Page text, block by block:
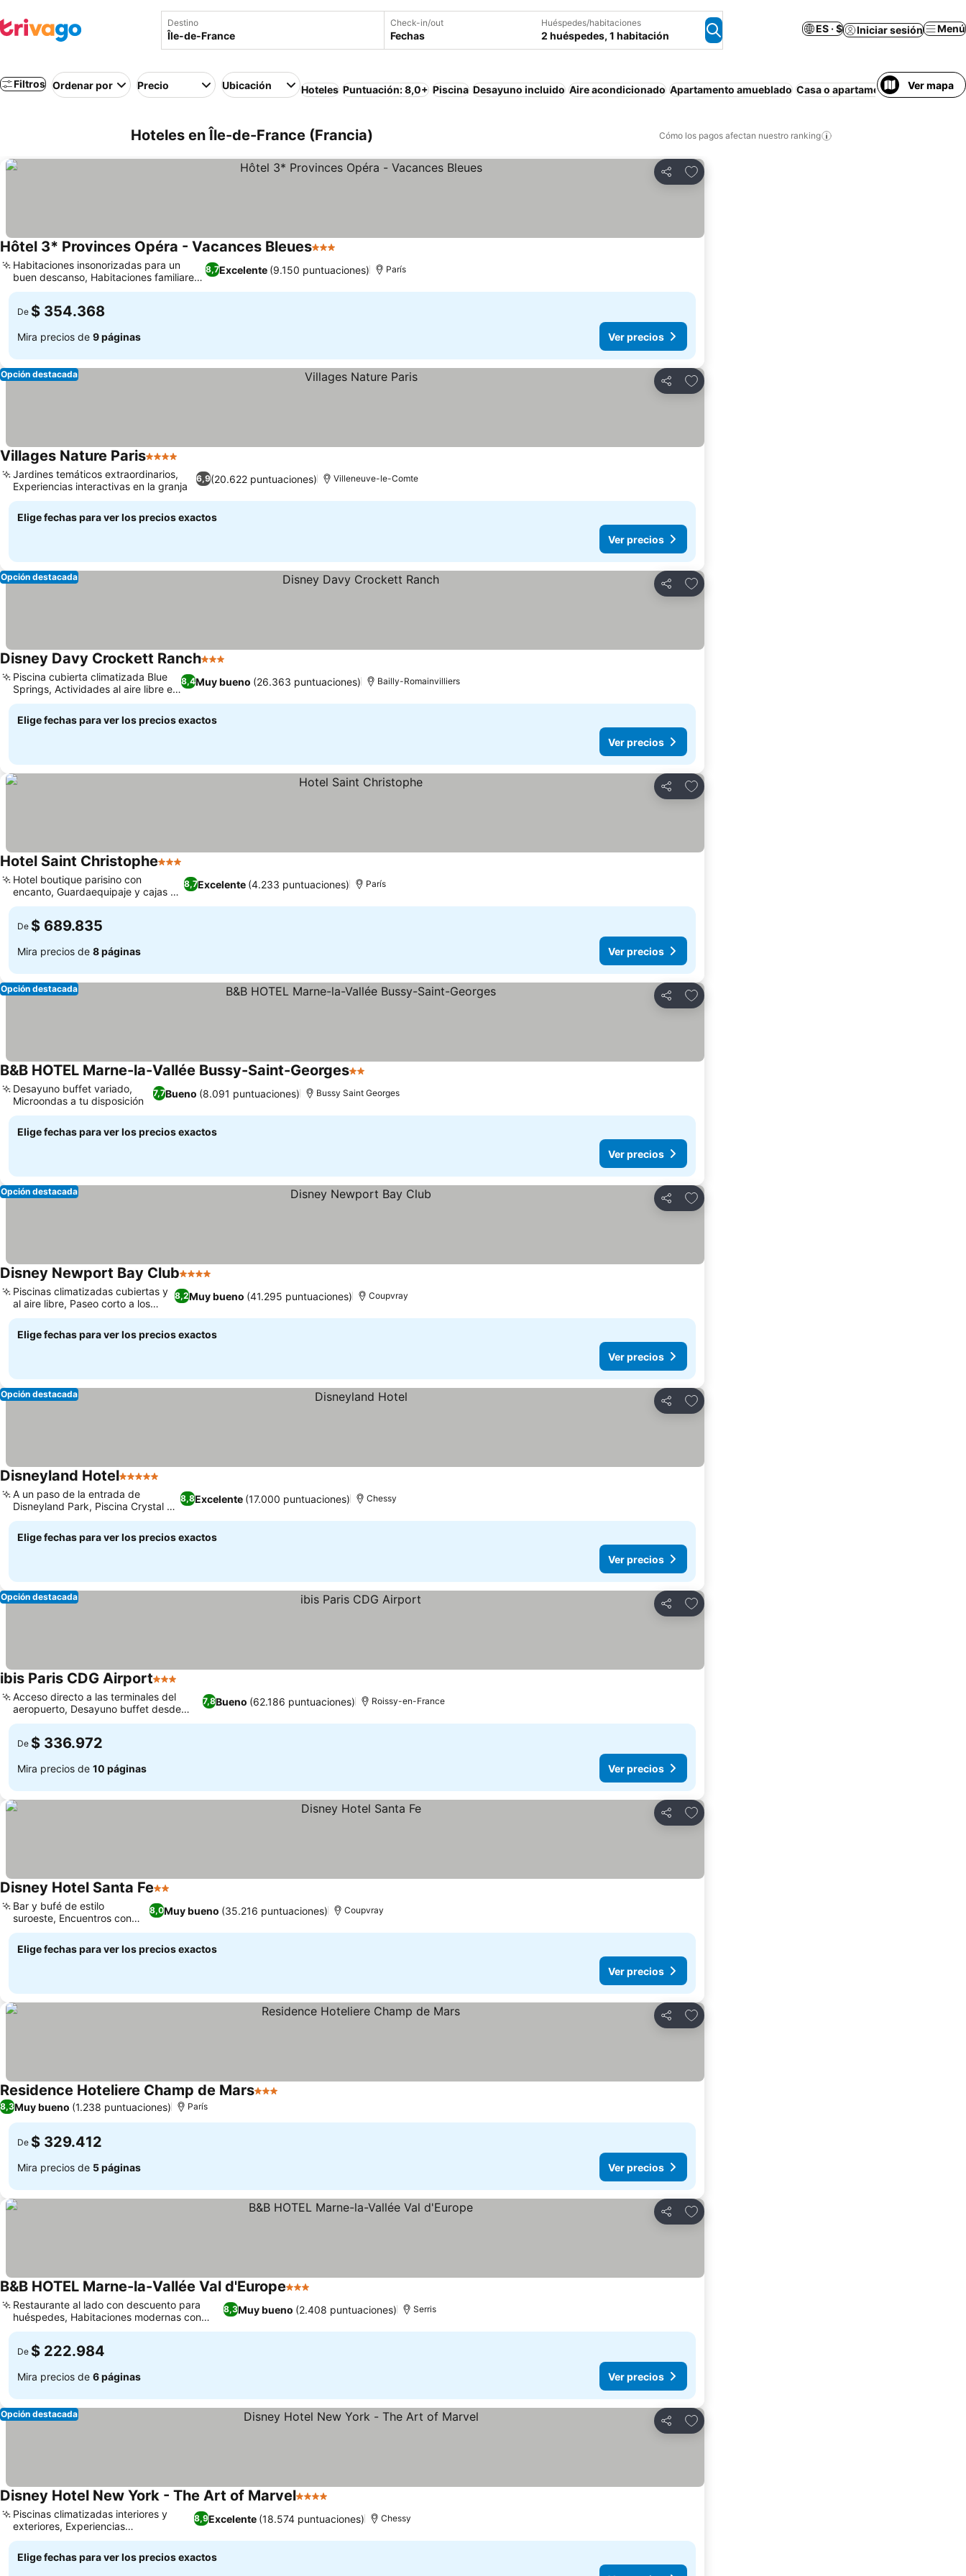
Destino Check-in/out
Fechas
Huéspedes/habitaciones
2 huéspedes, 1 habitación
ES · $ Iniciar sesión Menú
Filtros Ordenar por Precio Ubicación Hoteles Puntuación: 8,0+ Piscina Desayuno incluido Aire acondicionado Apartamento amueblado Casa o apartamento enteroVer mapa
Hoteles en Île-de-France (Francia) Cómo los pagos afectan nuestro ranking
Compartir
Agregar a favoritos
Hôtel 3* Provinces Opéra - Vacances Bleues3 Estrellas
8,7Excelente (9.150 puntuaciones)
Habitaciones insonorizadas para un
buen descanso, Habitaciones familiares
muy amplias
París
De $ 354.368
Mira precios de 9 páginas Ver precios
Compartir
Agregar a favoritos
Opción destacada
Villages Nature Paris4 Estrellas
6,9(20.622 puntuaciones)
Jardines temáticos extraordinarios,
Experiencias interactivas en la granja
Villeneuve-le-Comte
Elige fechas para ver los precios exactos
Ver precios
Compartir
Agregar a favoritos
Opción destacada
Disney Davy Crockett Ranch3 Estrellas
8,4Muy bueno (26.363 puntuaciones)
Piscina cubierta climatizada Blue
Springs, Actividades al aire libre en
el hotel
Bailly-Romainvilliers
Elige fechas para ver los precios exactos
Ver precios
Compartir
Agregar a favoritos
Hotel Saint Christophe3 Estrellas
8,7Excelente (4.233 puntuaciones)
Hotel boutique parisino con
encanto, Guardaequipaje y cajas de
seguridad
París
De $ 689.835
Mira precios de 8 páginas Ver precios
Compartir
Agregar a favoritos
Opción destacada
B&B HOTEL Marne-la-Vallée Bussy-Saint-Georges2 Estrellas
7,7Bueno (8.091 puntuaciones)
Desayuno buffet variado,
Microondas a tu disposición
Bussy Saint Georges
Elige fechas para ver los precios exactos
Ver precios
Compartir
Agregar a favoritos
Opción destacada
Disney Newport Bay Club4 Estrellas
8,2Muy bueno (41.295 puntuaciones)
Piscinas climatizadas cubiertas y
al aire libre, Paseo corto a los
parques
Coupvray
Elige fechas para ver los precios exactos
Ver precios
Compartir
Agregar a favoritos
Opción destacada
Disneyland Hotel5 Estrellas
8,8Excelente (17.000 puntuaciones)
A un paso de la entrada de
Disneyland Park, Piscina Crystal y
Clarins Spa
Chessy
Elige fechas para ver los precios exactos
Ver precios
Compartir
Agregar a favoritos
Opción destacada
ibis Paris CDG Airport3 Estrellas
7,8Bueno (62.186 puntuaciones)
Acceso directo a las terminales del
aeropuerto, Desayuno buffet desde
primera hora
Roissy-en-France
De $ 336.972
Mira precios de 10 páginas Ver precios
Compartir
Agregar a favoritos
Disney Hotel Santa Fe2 Estrellas
8,0Muy bueno (35.216 puntuaciones)
Bar y bufé de estilo
suroeste, Encuentros con
personajes
Coupvray
Elige fechas para ver los precios exactos
Ver precios
Compartir
Agregar a favoritos
Residence Hoteliere Champ de Mars3 Estrellas
8,3Muy bueno (1.238 puntuaciones) París
De $ 329.412
Mira precios de 5 páginas Ver precios
Compartir
Agregar a favoritos
B&B HOTEL Marne-la-Vallée Val d'Europe3 Estrellas
8,3Muy bueno (2.408 puntuaciones)
Restaurante al lado con descuento para
huéspedes, Habitaciones modernas con
ropa de cama de calidad
Serris
De $ 222.984
Mira precios de 6 páginas Ver precios
Compartir
Agregar a favoritos
Opción destacada
Disney Hotel New York - The Art of Marvel4 Estrellas
8,9Excelente (18.574 puntuaciones)
Piscinas climatizadas interiores y
exteriores, Experiencias
gastronómicas temáticas
Chessy
Elige fechas para ver los precios exactos